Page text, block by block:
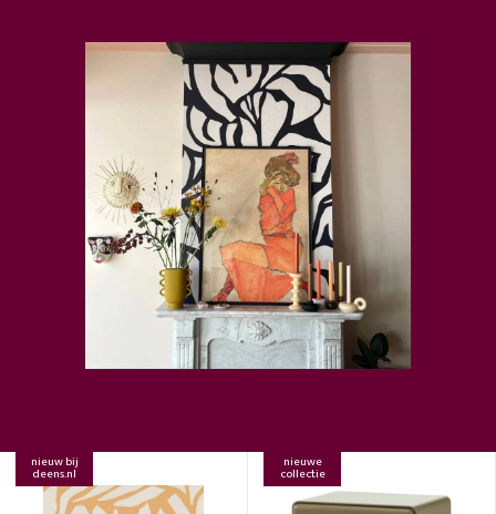
nieuw bij
deens.nl
nieuwe
collectie